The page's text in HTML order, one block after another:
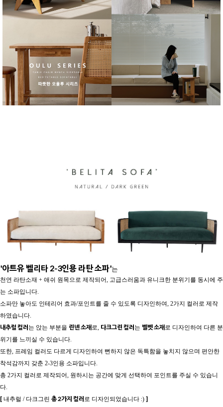
'아트유 벨리타 2-3인용 라탄 소파'는
천연 라탄소재 + 애쉬 원목으로 제작되어, 고급스러움과 유니크한 분위기를 동시에 주
는 소파입니다.
소파만 놓아도 인테리어 효과/포인트를 줄 수 있도록 디자인하여, 2가지 컬러로 제작
하였습니다.
내추럴 컬러 는 앉는 부분을 린넨 소재 로, 다크그린 컬러 는 벨벳 소재 로 디자인하여 다른 분
위기를 느끼실 수 있습니다.
또한, 프레임 컬러도 다르게 디자인하여 뻔하지 않은 독특함을 놓치지 않으며 편안한
착석감까지 갖춘 2-3인용 소파입니다.
총 2가지 컬러로 제작되어, 원하시는 공간에 맞게 선택하여 포인트를 주실 수 있습니
다.
[ 내추럴 / 다크그린 총 2가지 컬러 로 디자인되었습니다 :) ]